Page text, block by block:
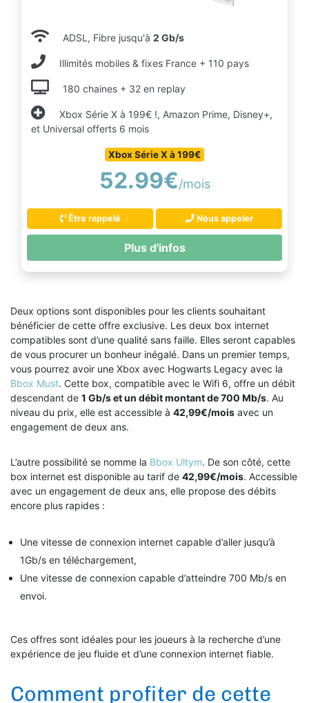
ADSL, Fibre jusqu'à 2 Gb/s
Illimités mobiles & fixes France + 110 pays
180 chaines + 32 en replay
Xbox Série X à 199€ !, Amazon Prime, Disney+,
et Universal offerts 6 mois
Xbox Série X à 199€
52.99€/mois
Être rappelé Nous appeler
Plus d'infos
Deux options sont disponibles pour les clients souhaitant
bénéficier de cette offre exclusive. Les deux box internet
compatibles sont d’une qualité sans faille. Elles seront capables
de vous procurer un bonheur inégalé. Dans un premier temps,
vous pourrez avoir une Xbox avec Hogwarts Legacy avec la
Bbox Must. Cette box, compatible avec le Wifi 6, offre un débit
descendant de 1 Gb/s et un débit montant de 700 Mb/s. Au
niveau du prix, elle est accessible à 42,99€/mois avec un
engagement de deux ans.
L’autre possibilité se nomme la Bbox Ultym. De son côté, cette
box internet est disponible au tarif de 42,99€/mois. Accessible
avec un engagement de deux ans, elle propose des débits
encore plus rapides :
Une vitesse de connexion internet capable d’aller jusqu’à
1Gb/s en téléchargement,
Une vitesse de connexion capable d’atteindre 700 Mb/s en
envoi.
Ces offres sont idéales pour les joueurs à la recherche d’une
expérience de jeu fluide et d’une connexion internet fiable.
Comment profiter de cette